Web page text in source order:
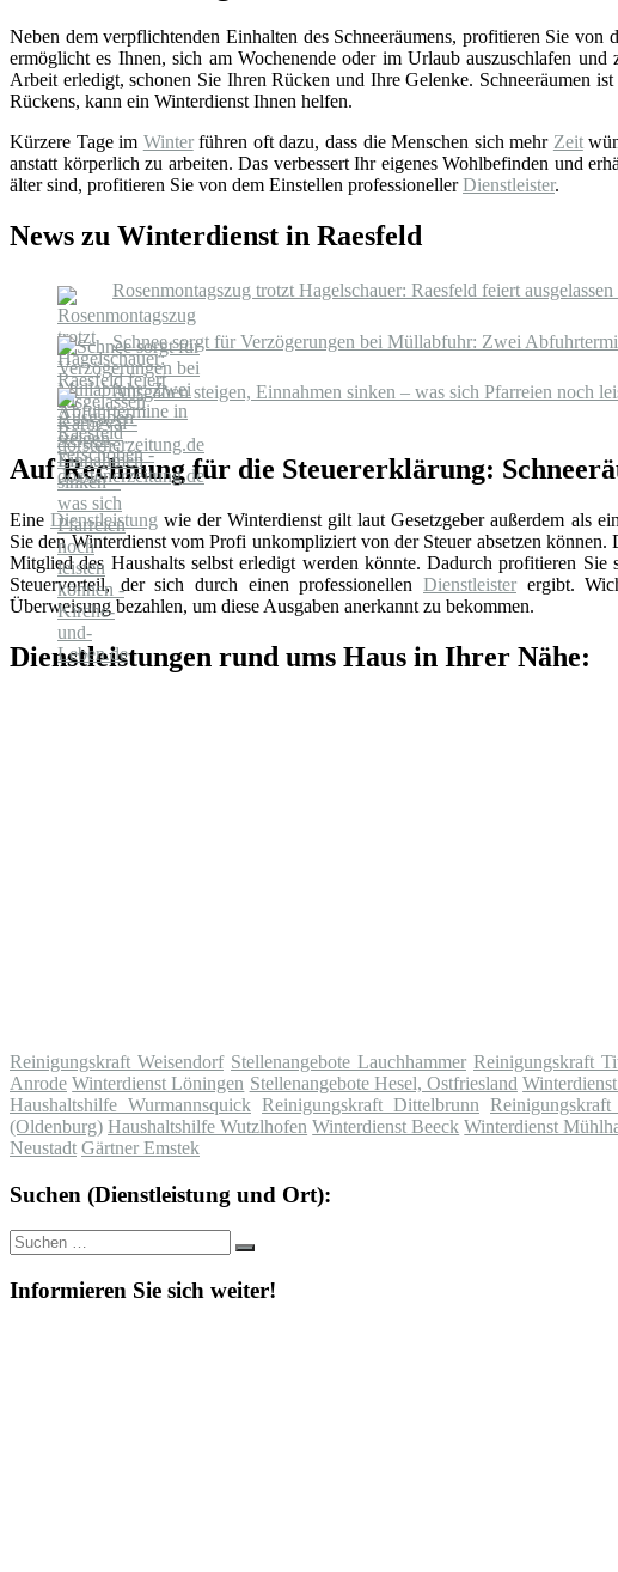
Neben dem verpflichtenden Einhalten des Schneeräumens, profitieren Sie
ermöglicht es Ihnen, sich am Wochenende oder im Urlaub auszuschlafen
Arbeit erledigt, schonen Sie Ihren Rücken und Ihre Gelenke. Schneeräumen
Rückens, kann ein Winterdienst Ihnen helfen.
Kürzere Tage im Winterführen oft dazu, dass die Menschen sich mehr Zeit
anstatt körperlich zu arbeiten. Das verbessert Ihr eigenes Wohlbefinden und
älter sind, profitieren Sie von dem Einstellen professionellerDienstleister.
News zu Winterdienst in Raesfeld
Rosenmontagszug trotzt Hagelschauer: Raesfeld feiert
Schnee sorgt für Verzögerungen bei Müllabfuhr: Zwei
Ausgaben steigen, Einnahmen sinken – was sich Pfarreien noch
Auf Rechnung für die Steuererklärung:
EineDienstleistung wie der Winterdienst gilt laut Gesetzgeber außerdem als
Sie den Winterdienst vom Profi unkompliziert von der Steuer absetzen
Mitglied des Haushalts selbst erledigt werden könnte. Dadurch profitieren
Steuervorteil, der sich durch einen professionellen Dienstleister ergibt.
Überweisung bezahlen, um diese Ausgaben anerkannt zu bekommen.
Dienstleistungen rund ums Haus in Ihrer Nähe:
Reinigungskraft Weisendorf Stellenangebote Lauchhammer Reinigungskraft
Anrode Winterdienst Löningen Stellenangebote Hesel, Ostfriesland
Haushaltshilfe Wurmannsquick Reinigungskraft Dittelbrunn
(Oldenburg) Haushaltshilfe Wutzlhofen Winterdienst Beeck Winterdienst
Neustadt Gärtner Emstek
Suchen (Dienstleistung und Ort):
Suche
nach:
Suchen
Informieren Sie sich weiter!